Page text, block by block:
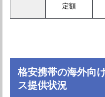
定額
格安携帯の海外向
ス提供状況